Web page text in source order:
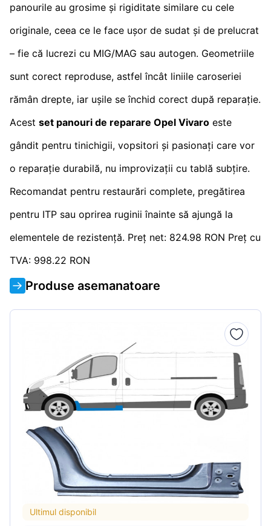
panourile au grosime și rigiditate similare cu cele
originale, ceea ce le face ușor de sudat și de prelucrat
– fie că lucrezi cu MIG/MAG sau autogen. Geometriile
sunt corect reproduse, astfel încât liniile caroseriei
rămân drepte, iar ușile se închid corect după reparație.
Acest set panouri de reparare Opel Vivaro este
gândit pentru tinichigii, vopsitori și pasionați care vor
o reparație durabilă, nu improvizații cu tablă subțire.
Recomandat pentru restaurări complete, pregătirea
pentru ITP sau oprirea ruginii înainte să ajungă la
elementele de rezistență. Preț net: 824.98 RON Preț cu
TVA: 998.22 RON
Produse asemanatoare
Ultimul disponibil